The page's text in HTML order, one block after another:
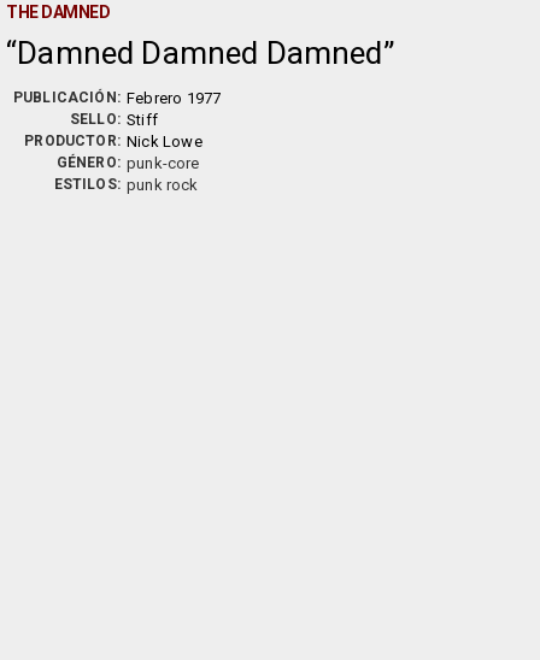
THE DAMNED
Damned Damned Damned
PUBLICACIÓN: Febrero 1977
SELLO: Stiff
PRODUCTOR: Nick Lowe
GÉNERO: punk-core
ESTILOS: punk rock